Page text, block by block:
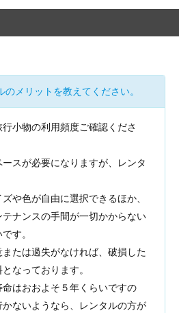
のメリットを教えてください。
小物の利用頻度ご確認くださ
スが必要になりますが、レンタ
や色が自由に選択できるほか、
ナンスの手間が一切かからない
す。
たは過失がなければ、破損した
なっております。
はおおよそ５年くらいですの
ないようなら、レンタルの方が